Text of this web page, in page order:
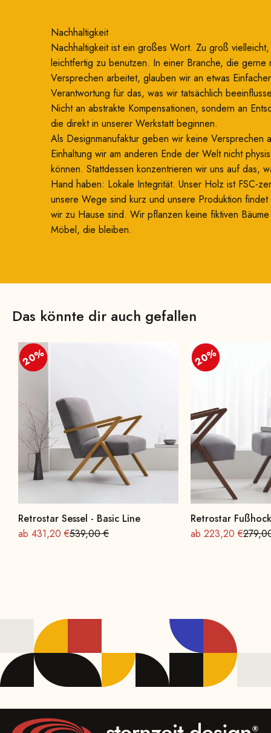
Nachhaltigkeit
Nachhaltigkeit ist ein großes Wort. Zu groß
leichtfertig zu benutzen. In einer Branche, die gerne
Versprechen arbeitet, glauben wir an etwas
Verantwortung für das, was wir tatsächlich
Nicht an abstrakte Kompensationen, sondern an
die direkt in unserer Werkstatt beginnen.
Als Designmanufaktur geben wir keine Versprechen
Einhaltung wir am anderen Ende der Welt nicht
können. Stattdessen konzentrieren wir uns auf das,
Hand haben: Lokale Integrität. Unser Holz ist FSC-
unsere Wege sind kurz und unsere Produktion
wir zu Hause sind. Wir pflanzen keine fiktiven
Möbel, die bleiben.
Das könnte dir auch gefallen
20%
20%
Retrostar Sessel - Basic Line
Angebot
ab 431,20 €Regulärer Preis
539,00 €
20%
20%
Retrostar
Angebot
ab 223,20 €